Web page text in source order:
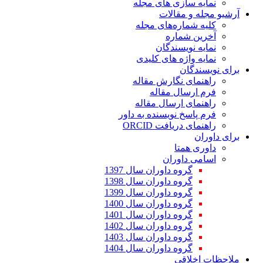
های مجله
مجله
های کلیدی
نگارش مقاله
مقاله
ارسال مقاله
نویسنده به داور
داوران سال 1397
داوران سال 1398
داوران سال 1399
داوران سال 1400
داوران سال 1401
داوران سال 1402
داوران سال 1403
داوران سال 1404